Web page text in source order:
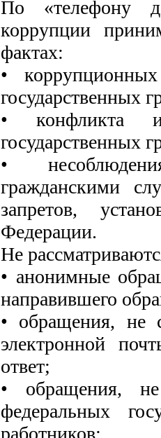
По «телефону
коррупции
фактах:
•
государственных
• конфликта
государственных
•
гражданскими
запретов,
Федерации.
Не
• анонимные
направившего
• обращения, не
электронной
ответ;
• обращения,
федеральных
работников;